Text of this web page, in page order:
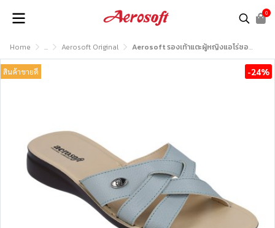
0
Home ... Aerosoft Original Aerosoft รองเท้าแตะผู้หญิงแอโร่ซอฟรุ่น LC2017
สินค้าขายดี -24%